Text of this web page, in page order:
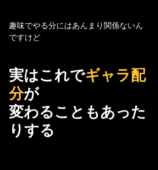
趣味でやる分にはあんまり関係ないん
ですけど
実はこれでギャラ配
分が
変わることもあった
りする